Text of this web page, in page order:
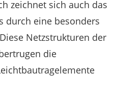
zeichnet sich auch das
durch eine besonders
Netzstrukturen der
die